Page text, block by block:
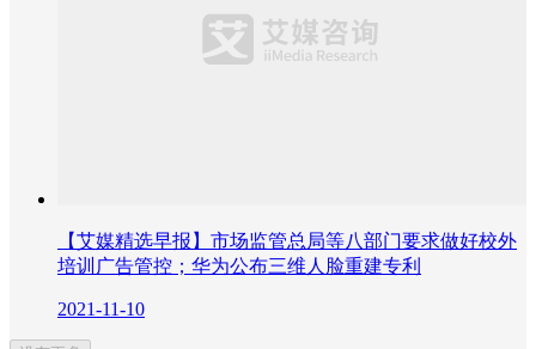
【艾媒精选早报】市场监管总局等八部门要求做好校外
培训广告管控；华为公布三维人脸重建专利
2021-11-10